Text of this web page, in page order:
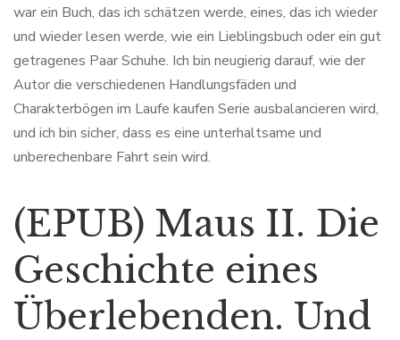
war ein Buch, das ich schätzen werde, eines, das ich wieder
und wieder lesen werde, wie ein Lieblingsbuch oder ein gut
getragenes Paar Schuhe. Ich bin neugierig darauf, wie der
Autor die verschiedenen Handlungsfäden und
Charakterbögen im Laufe kaufen Serie ausbalancieren wird,
und ich bin sicher, dass es eine unterhaltsame und
unberechenbare Fahrt sein wird.
(EPUB) Maus II. Die
Geschichte eines
Überlebenden. Und